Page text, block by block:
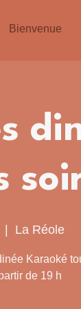
Bienvenue
La Réole
Karaoké
de 19 h